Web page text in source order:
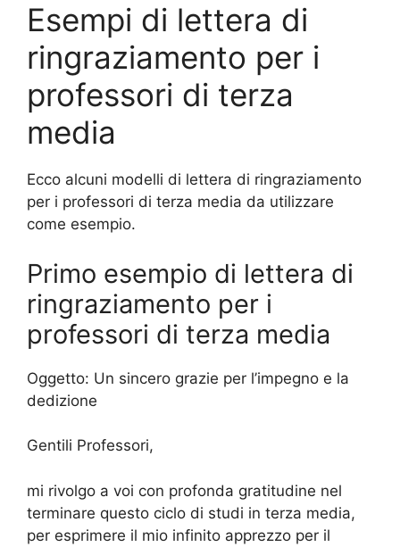
Esempi di lettera di
ringraziamento per i
professori di terza
media
Ecco alcuni modelli di lettera di ringraziamento
per i professori di terza media da utilizzare
come esempio.
Primo esempio di lettera di
ringraziamento per i
professori di terza media
Oggetto: Un sincero grazie per l’impegno e la
dedizione
Gentili Professori,
mi rivolgo a voi con profonda gratitudine nel
terminare questo ciclo di studi in terza media,
per esprimere il mio infinito apprezzo per il